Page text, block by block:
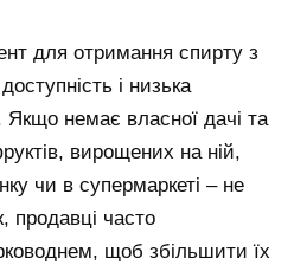
для отримання спирту з
і низька
Якщо немає власної дачі та
вирощених на ній,
чи в супермаркеті – не
продавці часто
щоб збільшити їх